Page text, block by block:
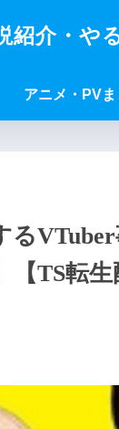
介・や
アニメ・PV
る
【TS転生